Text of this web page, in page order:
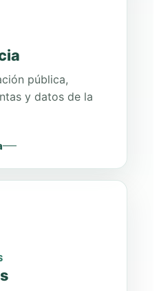
pública,
y datos de la